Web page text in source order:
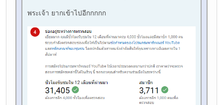
พระเจ้า ยากเข้าไปอีกกกกก